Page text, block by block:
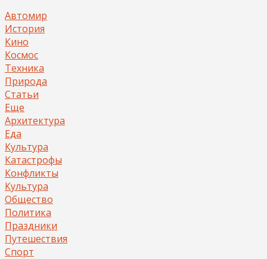
Автомир
История
Кино
Космос
Техника
Природа
Статьи
Еще
Архитектура
Еда
Культура
Катастрофы
Конфликты
Культура
Общество
Политика
Праздники
Путешествия
Спорт